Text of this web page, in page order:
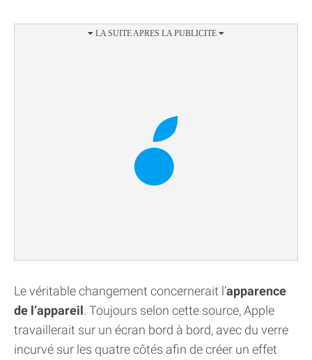
Le véritable changement concernerait l’apparence
de l’appareil. Toujours selon cette source, Apple
travaillerait sur un écran bord à bord, avec du verre
incurvé sur les quatre côtés afin de créer un effet